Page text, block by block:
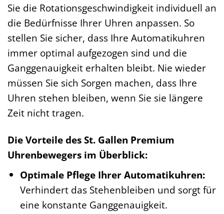
Sie die Rotationsgeschwindigkeit individuell an
die Bedürfnisse Ihrer Uhren anpassen. So
stellen Sie sicher, dass Ihre Automatikuhren
immer optimal aufgezogen sind und die
Ganggenauigkeit erhalten bleibt. Nie wieder
müssen Sie sich Sorgen machen, dass Ihre
Uhren stehen bleiben, wenn Sie sie längere
Zeit nicht tragen.
Die Vorteile des St. Gallen Premium
Uhrenbewegers im Überblick:
Optimale Pflege Ihrer Automatikuhren:
Verhindert das Stehenbleiben und sorgt für
eine konstante Ganggenauigkeit.